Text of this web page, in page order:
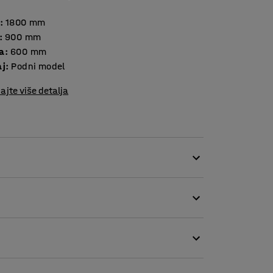
: 1800 mm
: 900 mm
: 600 mm
: Podni model
više detalja